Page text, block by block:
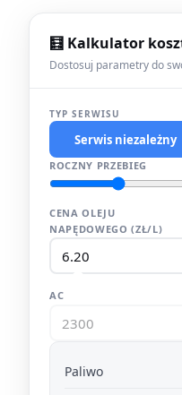
🧮 Kalkulator
Dostosuj parametry do
TYP SERWISU
Serwis niezależny
ROCZNY PRZEBIEG
CENA OLEJU
NAPĘDOWEGO (ZŁ/L)
AC
Paliwo